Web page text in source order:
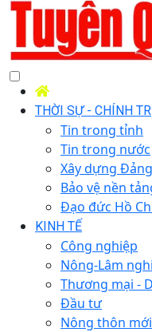
THỜI SỰ - CHÍNH
Tin trong tỉnh
Tin trong nước
Xây dựng
Bảo vệ nền
Đạo đức Hồ
KINH TẾ
Công nghiệp
Nông-Lâm
Thương mại -
Đầu tư
Nông thôn mới